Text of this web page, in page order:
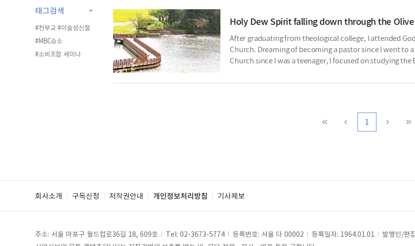
태그검색
#천부교 #이슬성신절
#MBC승소
#소비조합 세미나
Holy Dew Spirit falling down through the
After graduating from theological college, I attended
Church. Dreaming of becoming a pastor since I went to
Church since I was a teenager, I focused on studying
1
회사소개 구독신청 저작권안내 개인정보처리방침 기사제보
주소: 서울 마포구 월드컵로36길 18, 609호 Tel: 02-3673-5774 등록번호: 서울 다 00002 등록일자: 1964.01.01
발행인/편